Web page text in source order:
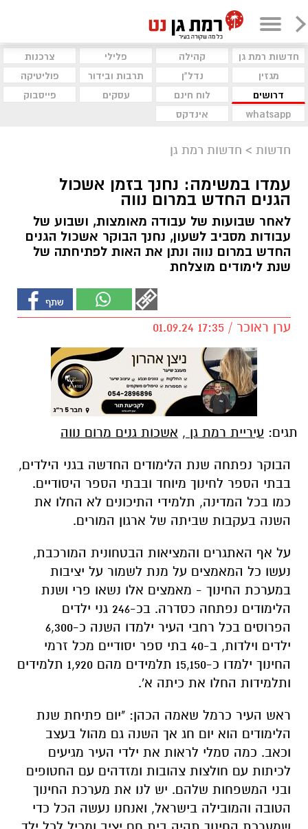
חדשות רמת גן קהילה פלילי
צרכנות
מגזין
נדל"ן תרבות ובידור
פוליטיקה
דרושים
לוח חינם עסקים
פייסבוק
whatsapp
אינדקס
חדשות > חדשות רמת גן
עמדו במשימה: נחנך בזמן אשכול
הגנים החדש במרום נווה
לאחר שבועות של עבודה מאומצות, ושבוע של
עבודות מסביב לשעון, נחנך הבוקר אשכול הגנים
החדש במרום נווה ונתן את האות לפתיחתה של
שנת לימודים מוצלחת
ערן ראוכר / 17:35 01.09.24
תגים: עיריית רמת גן , אשכות גנים מרום נווה
הבוקר נפתחה שנת הלימודים החדשה בגני הילדים,
בבתי הספר לחינוך מיוחד ובבתי הספר היסודיים.
כמו בכל המדינה, תלמידי התיכונים לא החלו את
השנה בעקבות שביתה של ארגון המורים.
על אף האתגרים והמציאות הבטחונית המורכבת,
נעשו כל המאמצים על מנת לשמור על יציבות
במערכת החינוך - מאמצים אלו נשאו פרי ושנת
הלימודים נפתחה כסדרה. בכ-246 גני ילדים
הפרוסים בכל רחבי העיר ילמדו השנה כ-6,300
ילדים וילדות, ב-40 בתי ספר יסודיים מכל זרמי
החינוך ילמדו כ-15,150 תלמידים מהם 1,920 תלמידים
ותלמידות החלו את כיתה א'.
ראש העיר כרמל שאמה הכהן: "יום פתיחת שנת
הלימודים הוא יום חג אך השנה גם מהול בעצב
וכאב. כמה סמלי לראות את ילדי העיר מגיעים
לכיתות עם חולצות צהובות ומזדהים עם החטופים
ובני המשפחות שלהם. יש לנו את מערכת החינוך
הטובה והמובילה בישראל, ואנחנו נעשה הכל כדי